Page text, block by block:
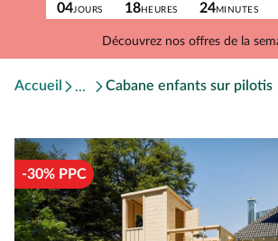
04JOURS 18HEURES 24MINUTES
Découvrez nos offres de la
Accueil Cabane enfants sur pilotis
-30% PPC